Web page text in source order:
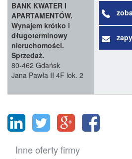
BANK KWATER I
APARTAMENTÓW.
Wynajem krótko i
długoterminowy
nieruchomości.
Sprzedaż.
80-462 Gdańsk
Jana Pawła II 4F lok. 2
Inne oferty firmy